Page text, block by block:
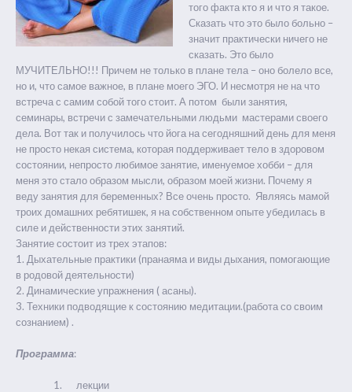
того факта кто я и что я такое.
Сказать что это было больно –
значит практически ничего не
сказать. Это было
МУЧИТЕЛЬНО!!! Причем не только в плане тела – оно болело все,
но и, что самое важное, в плане моего ЭГО. И несмотря не на что
встреча с самим собой того стоит. А потом были занятия,
семинары, встречи с замечательными людьми мастерами своего
дела. Вот так и получилось что йога на сегодняшний день для меня
не просто некая система, которая поддерживает тело в здоровом
состоянии, непросто любимое занятие, именуемое хобби – для
меня это стало образом мысли, образом моей жизни. Почему я
веду занятия для беременных? Все очень просто. Являясь мамой
троих домашних ребятишек, я на собственном опыте убедилась в
силе и действенности этих занятий.
Занятие состоит из трех этапов:
1. Дыхательные практики (пранаяма и виды дыхания, помогающие
в родовой деятельности)
2. Динамические упражнения ( асаны).
3. Техники подводящие к состоянию медитации.(работа со своим
сознанием) .
Программа:
1. лекции